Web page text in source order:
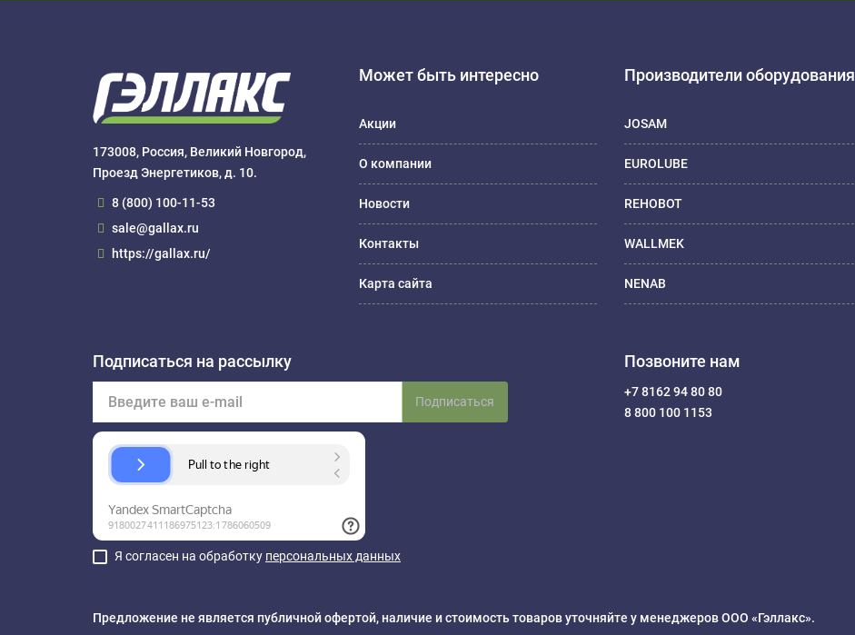
173008, Россия, Великий Новгород,
Проезд Энергетиков, д. 10.
8 (800) 100-11-53
sale@gallax.ru
https://gallax.ru/
Может быть интересно
Акции
О компании
Новости
Контакты
Карта сайта
Производители оборудования
JOSAM
EUROLUBE
REHOBOT
WALLMEK
NENAB
Подписаться на рассылку
Подписаться
Я согласен на обработку персональных данных
Позвоните нам
+7 8162 94 80 80
8 800 100 1153
Предложение не является публичной офертой, наличие и стоимость товаров уточняйте у менеджеров ООО «Гэллакс».